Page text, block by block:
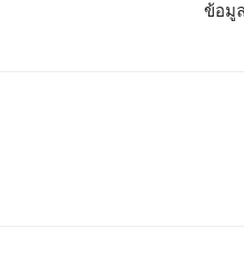
ข้อมู